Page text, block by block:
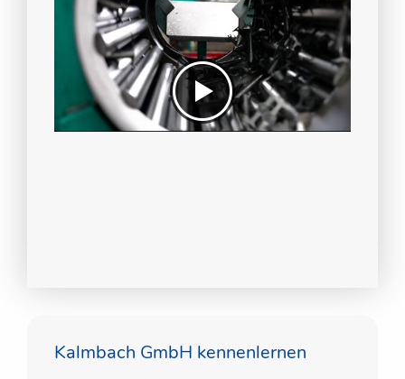
Kalmbach GmbH kennenlernen